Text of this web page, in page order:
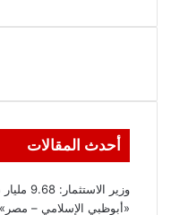
أحدث المقالات
وزير الاستثمار: 9.68 مليار دولار تجارة مصر والإمارات في 2025
«أبوظبي الإسلامي –